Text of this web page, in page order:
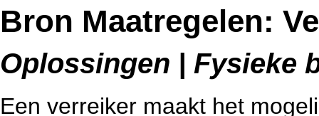
Bron Maatregelen:
Oplossingen | Fysieke
Een verreiker maakt het